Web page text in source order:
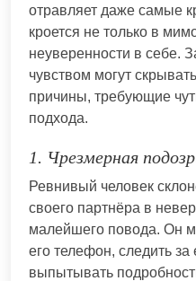
отравляет даже самые
кроется не только в
неуверенности в себе.
чувством могут
причины, требующие
подхода.
1. Чрезмерная
Ревнивый человек
своего партнёра в
малейшего повода. Он
его телефон, следить
выпытывать